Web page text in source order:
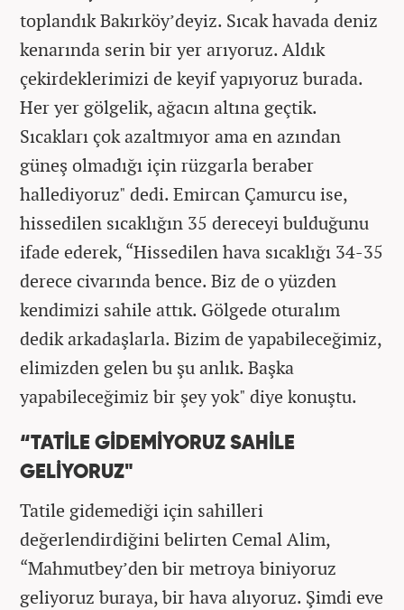
toplandık Bakırköy’deyiz. Sıcak havada deniz
kenarında serin bir yer arıyoruz. Aldık
çekirdeklerimizi de keyif yapıyoruz burada.
Her yer gölgelik, ağacın altına geçtik.
Sıcakları çok azaltmıyor ama en azından
güneş olmadığı için rüzgarla beraber
hallediyoruz" dedi. Emircan Çamurcu ise,
hissedilen sıcaklığın 35 dereceyi bulduğunu
ifade ederek, “Hissedilen hava sıcaklığı 34-35
derece civarında bence. Biz de o yüzden
kendimizi sahile attık. Gölgede oturalım
dedik arkadaşlarla. Bizim de yapabileceğimiz,
elimizden gelen bu şu anlık. Başka
yapabileceğimiz bir şey yok" diye konuştu.
“TATİLE GİDEMİYORUZ SAHİLE
GELİYORUZ"
Tatile gidemediği için sahilleri
değerlendirdiğini belirten Cemal Alim,
“Mahmutbey’den bir metroya biniyoruz
geliyoruz buraya, bir hava alıyoruz. Şimdi eve